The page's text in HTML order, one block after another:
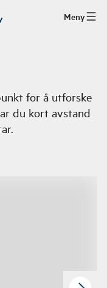
Meny
for å utforske
du kort avstand